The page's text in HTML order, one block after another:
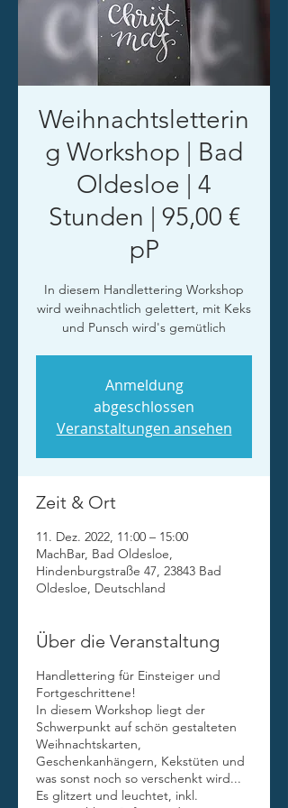
Weihnachtsletterin
g Workshop | Bad
Oldesloe | 4
Stunden | 95,00 €
pP
In diesem Handlettering Workshop
wird weihnachtlich gelettert, mit Keks
und Punsch wird's gemütlich
Anmeldung
abgeschlossen
Veranstaltungen ansehen
Zeit & Ort
11. Dez. 2022, 11:00 – 15:00
MachBar, Bad Oldesloe,
Hindenburgstraße 47, 23843 Bad
Oldesloe, Deutschland
Über die Veranstaltung
Handlettering für Einsteiger und
Fortgeschrittene!
In diesem Workshop liegt der
Schwerpunkt auf schön gestalteten
Weihnachtskarten,
Geschenkanhängern, Kekstüten und
was sonst noch so verschenkt wird...
Es glitzert und leuchtet, inkl.